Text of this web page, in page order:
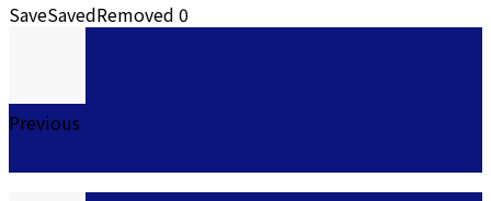
SaveSavedRemoved 0
Previous